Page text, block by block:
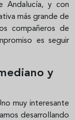
Andalucía, y con
más grande de
compañeros de
es seguir
y
muy interesante
desarrollando